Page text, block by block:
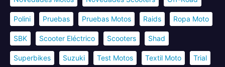
Polini Pruebas Pruebas Motos Raids Ropa Moto
SBK Scooter Eléctrico Scooters Shad
Superbikes Suzuki Test Motos Textil Moto Trial